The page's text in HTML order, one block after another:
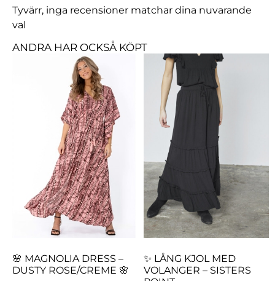
Tyvärr, inga recensioner matchar dina nuvarande
val
ANDRA HAR OCKSÅ KÖPT
🌸 MAGNOLIA DRESS –
DUSTY ROSE/CREME 🌸
✨ LÅNG KJOL MED
VOLANGER – SISTERS